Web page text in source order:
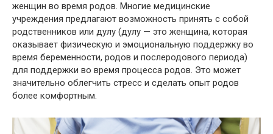
женщин во время родов. Многие медицинские
учреждения предлагают возможность принять с собой
родственников или дулу (дулу — это женщина, которая
оказывает физическую и эмоциональную поддержку во
время беременности, родов и послеродового периода)
для поддержки во время процесса родов. Это может
значительно облегчить стресс и сделать опыт родов
более комфортным.